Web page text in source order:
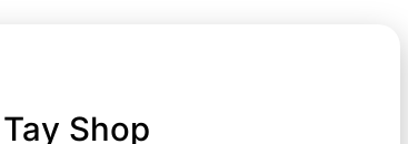
Shop